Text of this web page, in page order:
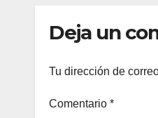
Deja un
Tu dirección de
Comentario *